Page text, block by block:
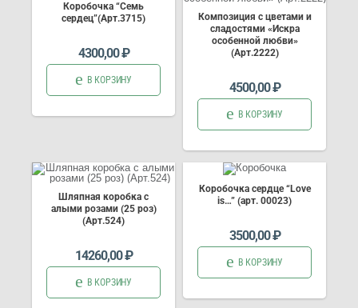
Коробочка “Семь
сердец”(Арт.3715)
4300,00₽
В КОРЗИНУ
Композиция с цветами и
сладостями «Искра
особенной любви»
(Арт.2222)
4500,00₽
В КОРЗИНУ
Шляпная коробка с
алыми розами (25 роз)
(Арт.524)
14260,00₽
В КОРЗИНУ
Коробочка сердце “Love
is…” (арт. 00023)
3500,00₽
В КОРЗИНУ